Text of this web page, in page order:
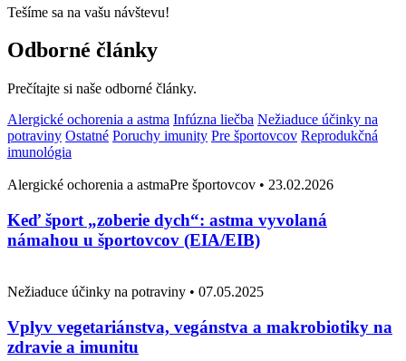
Tešíme sa na vašu návštevu!
Odborné články
Prečítajte si naše odborné články.
Alergické ochorenia a astma Infúzna liečba Nežiaduce účinky na
potraviny Ostatné Poruchy imunity Pre športovcov Reprodukčná
imunológia
Alergické ochorenia a astmaPre športovcov • 23.02.2026
Keď šport „zoberie dych“: astma vyvolaná
námahou u športovcov (EIA/EIB)
Nežiaduce účinky na potraviny • 07.05.2025
Vplyv vegetariánstva, vegánstva a makrobiotiky na
zdravie a imunitu